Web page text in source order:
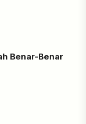
Benar-Benar